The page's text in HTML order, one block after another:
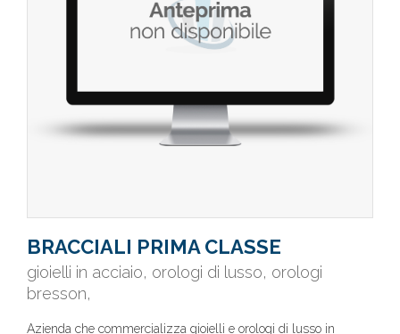
BRACCIALI PRIMA CLASSE
gioielli in acciaio, orologi di lusso, orologi
bresson,
Azienda che commercializza gioielli e orologi di lusso in